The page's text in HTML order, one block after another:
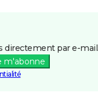
directement par e-mail.
m'abonne